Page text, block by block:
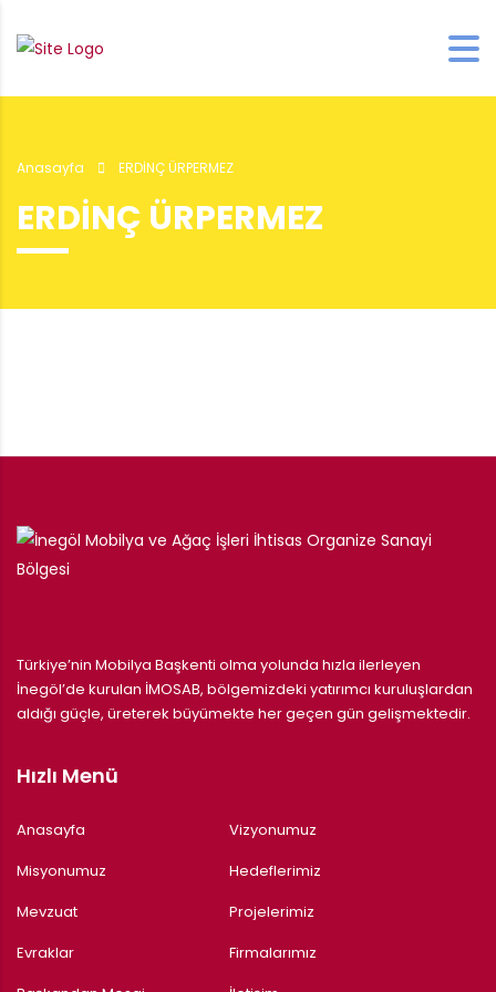
Anasayfa ERDİNÇ ÜRPERMEZ
ERDİNÇ ÜRPERMEZ
Türkiye’nin Mobilya Başkenti olma yolunda hızla ilerleyen
İnegöl’de kurulan İMOSAB, bölgemizdeki yatırımcı kuruluşlardan
aldığı güçle, üreterek büyümekte her geçen gün gelişmektedir.
Hızlı Menü
Anasayfa
Vizyonumuz
Misyonumuz
Hedeflerimiz
Mevzuat
Projelerimiz
Evraklar
Firmalarımız